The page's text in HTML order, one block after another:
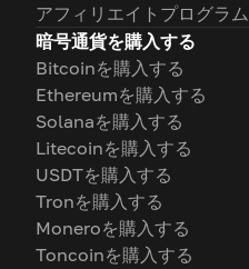
アフィリエイトプログラム
暗号通貨を購入する
Bitcoinを購入する
Ethereumを購入する
Solanaを購入する
Litecoinを購入する
USDTを購入する
Tronを購入する
Moneroを購入する
Toncoinを購入する